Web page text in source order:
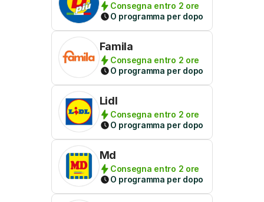
Consegna entro 2 ore
O programma per dopo
Famila
Consegna entro 2 ore
O programma per dopo
Lidl
Consegna entro 2 ore
O programma per dopo
Md
Consegna entro 2 ore
O programma per dopo